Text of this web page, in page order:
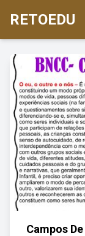
RETOEDU
Campos